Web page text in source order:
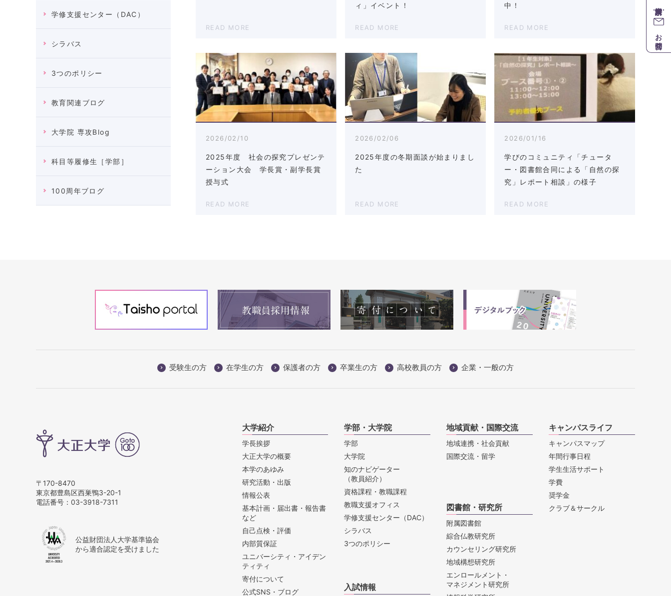
学修支援センター（DAC）
シラバス
3つのポリシー
教育関連ブログ
大学院 専攻Blog
科目等履修生［学部］
100周年ブログ
READ MORE
ィ」イベント！
READ MORE
中！
READ MORE
2026/02/10
2025年度 社会の探究プレゼンテ
ーション大会 学長賞・副学長賞
授与式
READ MORE
2026/02/06
2025年度の冬期面談が始まりまし
た
READ MORE
2026/01/16
学びのコミュニティ「チュータ
ー・図書館合同による「自然の探
究」レポート相談」の様子
READ MORE
受験生の方 在学生の方 保護者の方 卒業生の方 高校教員の方 企業・一般の方
〒170-8470
東京都豊島区西巣鴨3-20-1
電話番号： 03-3918-7311
公益財団法人大学基準協会
から適合認定を受けました
大学紹介
学長挨拶
大正大学の概要
本学のあゆみ
研究活動・出版
情報公表
基本計画・届出書・報告書
など
自己点検・評価
内部質保証
ユニバーシティ・アイデン
ティティ
寄付について
公式SNS・ブログ
学部・大学院
学部
大学院
知のナビゲーター
（教員紹介）
資格課程・教職課程
教職支援オフィス
学修支援センター（DAC）
シラバス
3つのポリシー
地域貢献・国際交流
地域連携・社会貢献
国際交流・留学
キャンパスライフ
キャンパスマップ
年間行事日程
学生生活サポート
学費
奨学金
クラブ＆サークル
入試情報
図書館・研究所
附属図書館
綜合仏教研究所
カウンセリング研究所
地域構想研究所
エンロールメント・
マネジメント研究所
お問合せ